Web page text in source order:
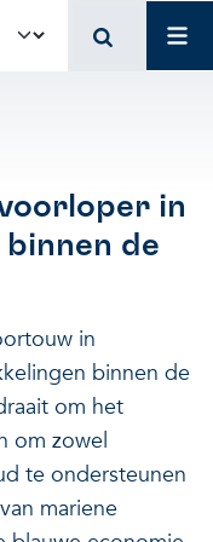
your language
toepassingen
onze infrastructuur
en spin-offs
toepassingen
of-the-art
en updates
infrastructuur
toepassingen
projecten
in
de
in
binnen de
om het
om zowel
te ondersteunen
mariene